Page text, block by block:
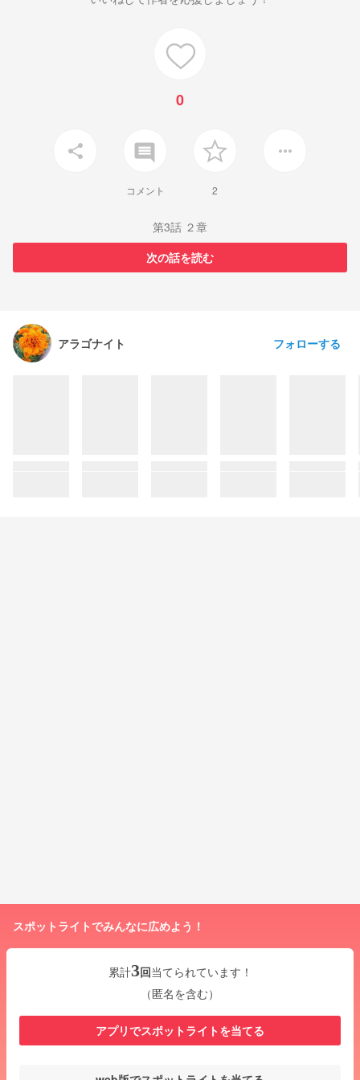
0
share insert_comment
コメント 2
more_horiz
第3話 ２章
次の話を読む
アラゴナイト フォローする
スポットライトでみんなに広めよう！
累計3回当てられています！
（匿名を含む）
アプリでスポットライトを当てる